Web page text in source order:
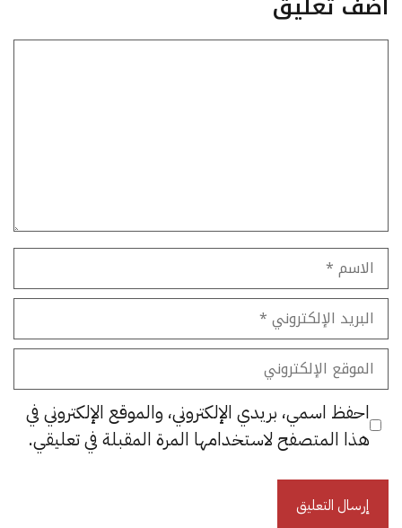
الاسم
البريد
الإلكتروني
الموقع
الإلكتروني
احفظ اسمي، بريدي الإلكتروني، والموقع الإلكتروني في
هذا المتصفح لاستخدامها المرة المقبلة في تعليقي.